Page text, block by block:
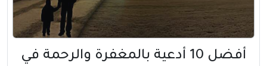
أفضل 10 أدعية بالمغفرة والرحمة في